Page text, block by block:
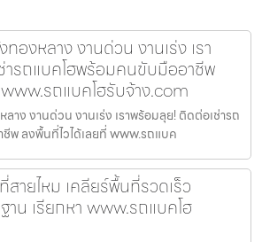
องหลาง งานด่วน งานเร่ง เรา
รถแบคโฮพร้อมคนขับมืออาชีพ
รถแบคโฮรับจ้าง.com
าง งานด่วน งานเร่ง เราพร้อมลุย! ติดต่อเช่ารถ
พ ลงพื้นที่ไวได้เลยที่ www.รถแบค
สายไหม เคลียร์พื้นที่รวดเร็ว
น เรียกหา www.รถแบคโฮ